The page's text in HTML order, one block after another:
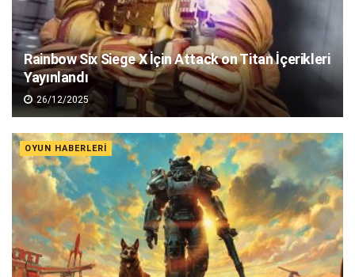
Rainbow Six Siege X İçin Attack on Titan İçerikleri
Yayınlandı
26/12/2025
OYUN HABERLERI